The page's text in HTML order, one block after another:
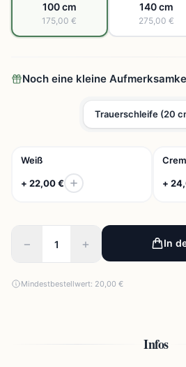
100 cm
175,00 €
140 cm
275,00 €
Noch eine kleine
Trauerschleife (20
Weiß
+ 22,00 € +
− + In
Mindestbestellwert: 20,00 €
Infos